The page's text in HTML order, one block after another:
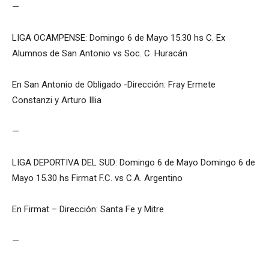
—
LIGA OCAMPENSE: Domingo 6 de Mayo 15.30 hs C. Ex
Alumnos de San Antonio vs Soc. C. Huracán
En San Antonio de Obligado -Dirección: Fray Ermete
Constanzi y Arturo Illia
—
LIGA DEPORTIVA DEL SUD: Domingo 6 de Mayo Domingo 6 de
Mayo 15.30 hs Firmat F.C. vs C.A. Argentino
En Firmat – Dirección: Santa Fe y Mitre
—